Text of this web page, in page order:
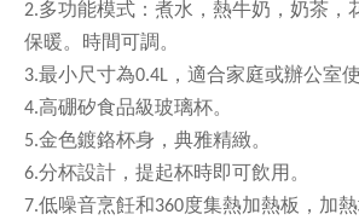
2.多功能模式：煮水，熱牛奶，奶茶，
保暖。時間可調。
3.最小尺寸為0.4L，適合家庭或辦公室使
4.高硼矽食品級玻璃杯。
5.金色鍍鉻杯身，典雅精緻。
6.分杯設計，提起杯時即可飲用。
7.低噪音烹飪和360度集熱加熱板，加熱